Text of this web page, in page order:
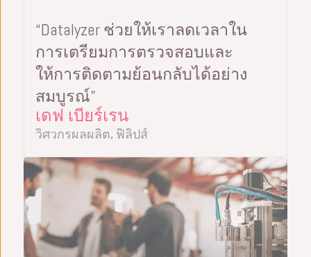
“Datalyzer ช่วยให้เราลดเวลาใน
การเตรียมการตรวจสอบและ
ให้การติดตามย้อนกลับได้อย่าง
สมบูรณ์”
เดฟ เบียร์เรน
วิศวกรผลผลิต, ฟิลิปส์